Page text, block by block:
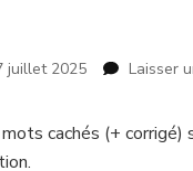
juillet 2025
Laisser
cachés (+ corrigé)